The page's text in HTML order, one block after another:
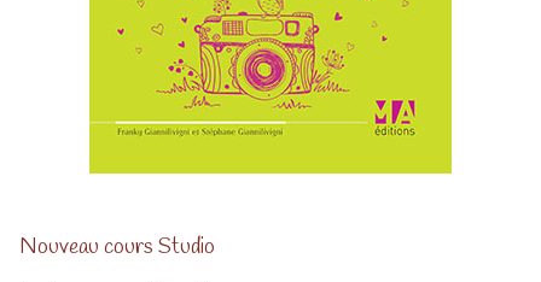
Nouveau cours Studio